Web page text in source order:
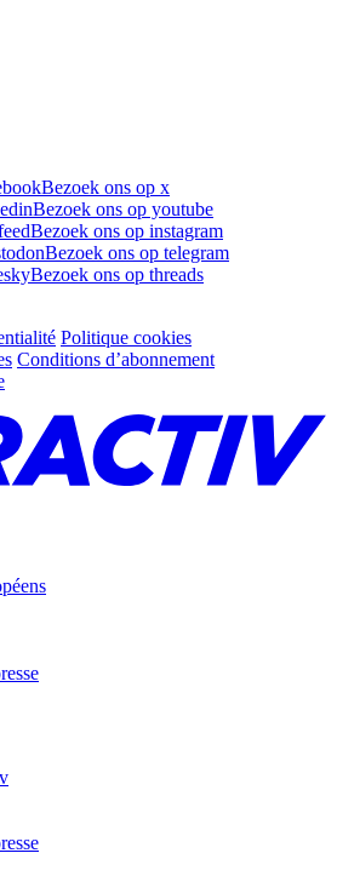
Bezoek ons op x
Bezoek ons op youtube
Bezoek ons op instagram
Bezoek ons op telegram
Bezoek ons op threads
Politique cookies
Conditions d’abonnement